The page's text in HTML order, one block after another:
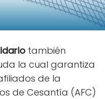
también
la cual garantiza
de la
de Cesantía (AFC)